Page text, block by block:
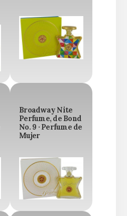
Broadway Nite
Perfume, de Bond
No. 9 · Perfume de
Mujer